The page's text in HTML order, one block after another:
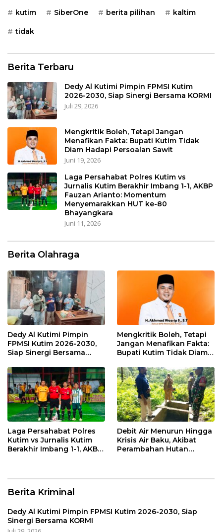
kutim SiberOne berita pilihan kaltim
tidak
Berita Terbaru
Dedy Al Kutimi Pimpin FPMSI Kutim
2026-2030, Siap Sinergi Bersama KORMI
Juli 29, 2026
Mengkritik Boleh, Tetapi Jangan
Menafikan Fakta: Bupati Kutim Tidak
Diam Hadapi Persoalan Sawit
Juni 19, 2026
Laga Persahabat Polres Kutim vs
Jurnalis Kutim Berakhir Imbang 1-1, AKBP
Fauzan Arianto: Momentum
Menyemarakkan HUT ke-80
Bhayangkara
Juni 11, 2026
Berita Olahraga
Dedy Al Kutimi Pimpin
FPMSI Kutim 2026-2030,
Siap Sinergi Bersama
Mengkritik Boleh, Tetapi
Jangan Menafikan Fakta:
Bupati Kutim Tidak Diam
Laga Persahabat Polres
Kutim vs Jurnalis Kutim
Berakhir Imbang 1-1, AKBP
Debit Air Menurun Hingga
Krisis Air Baku, Akibat
Perambahan Hutan
Berita Kriminal
Dedy Al Kutimi Pimpin FPMSI Kutim 2026-2030, Siap
Sinergi Bersama KORMI